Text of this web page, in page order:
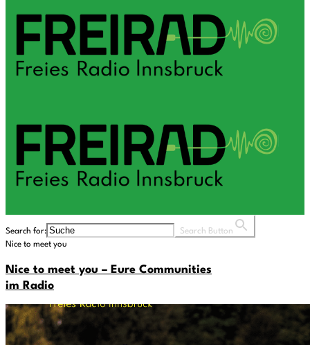
Search for:
Search Button
Nice to meet you
Nice to meet you – Eure Communities
im Radio